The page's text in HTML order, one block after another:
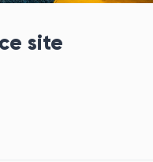
site